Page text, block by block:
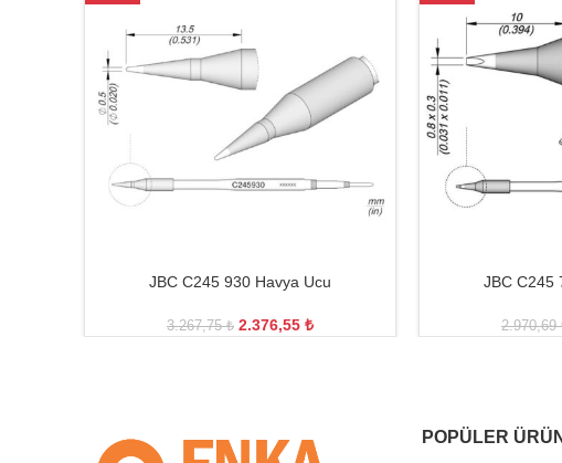
JBC C245 930 Havya Ucu
3.267,75₺ 2.376,55 ₺
JBC C245
2.970,69
POPÜLER